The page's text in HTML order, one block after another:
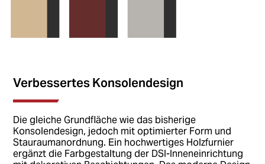
Verbessertes Konsolendesign​​​​​​​
Die gleiche Grundfläche wie das bisherige
Konsolendesign, jedoch mit optimierter Form und
Stauraumanordnung. Ein hochwertiges Holzfurnier
ergänzt die Farbgestaltung der DSI-Inneneinrichtung